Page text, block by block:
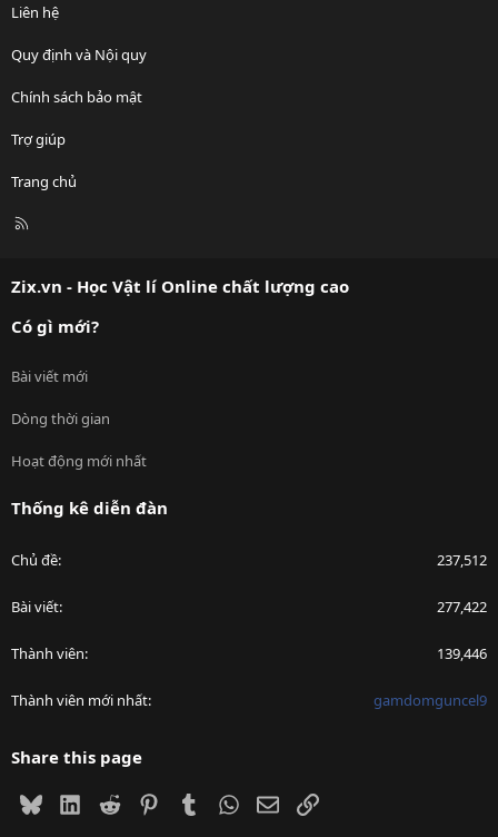
Liên hệ
Quy định và Nội quy
Chính sách bảo mật
Trợ giúp
Trang chủ
R
Zix.vn - Học Vật lí Online chất lượng cao
Có gì mới?
Bài viết mới
Dòng thời gian
Hoạt động mới nhất
Thống kê diễn đàn
Chủ đề 237,512
Bài viết 277,422
Thành viên 139,446
Thành viên mới nhất gamdomguncel9
Share this page
BlueskyLinkedIn
Reddit PinterestTumblrWhatsApp
EmailLink